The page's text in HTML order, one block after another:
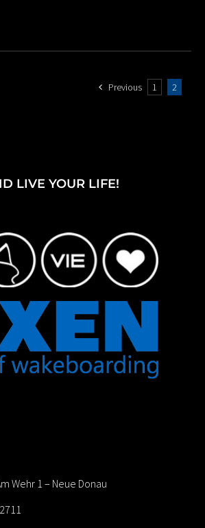
Previous 1 2
LIVE YOUR LIFE!
Wehr 1 – Neue Donau